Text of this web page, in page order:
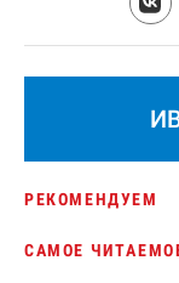
РЕКОМЕНДУЕМ
САМОЕ